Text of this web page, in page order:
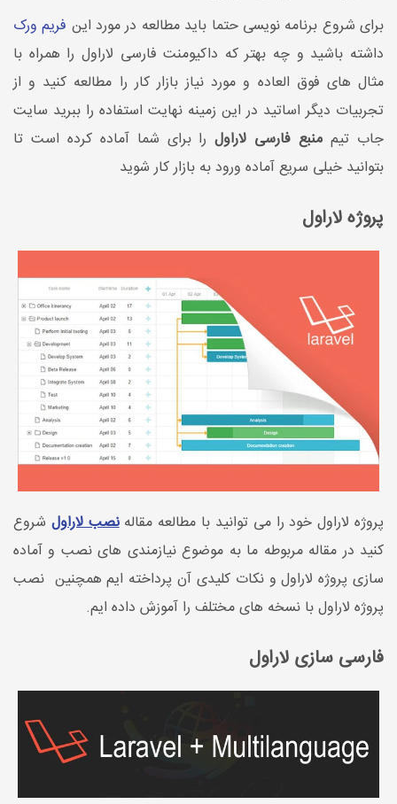
برای شروع برنامه نویسی حتما باید مطالعه در مورد این فریم ورک
داشته باشید و چه بهتر که داکیومنت فارسی لاراول را همراه با
مثال های فوق العاده و مورد نیاز بازار کار را مطالعه کنید و از
تجربیات دیگر اساتید در این زمینه نهایت استفاده را ببرید سایت
جاب تیم منبع فارسی لاراولرا برای شما آماده کرده است تا
بتوانید خیلی سریع آماده ورود به بازار کار شوید
پروژه لاراول
پروژه لاراول خود را می توانید با مطالعه مقالهنصب لاراول شروع
کنید در مقاله مربوطه ما به موضوع نیازمندی های نصب و آماده
سازی پروژه لاراول و نکات کلیدی آن پرداخته ایم همچنین نصب
پروژه لاراول با نسخه های مختلف را آموزش داده ایم.
فارسی سازی لاراول